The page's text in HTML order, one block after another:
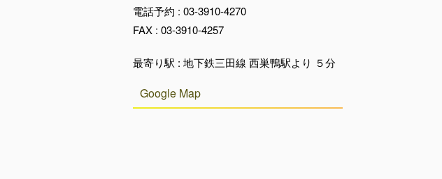
電話予約 : 03-3910-4270
FAX : 03-3910-4257
最寄り駅 : 地下鉄三田線 西巣鴨駅より ５分
Google Map